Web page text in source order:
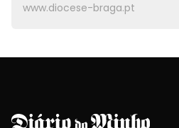
www.diocese-braga.pt